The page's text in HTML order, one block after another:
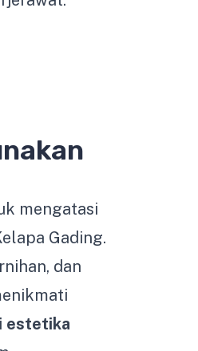
mengatasi
Gading.
dan
estetika